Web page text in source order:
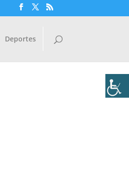
Deportes